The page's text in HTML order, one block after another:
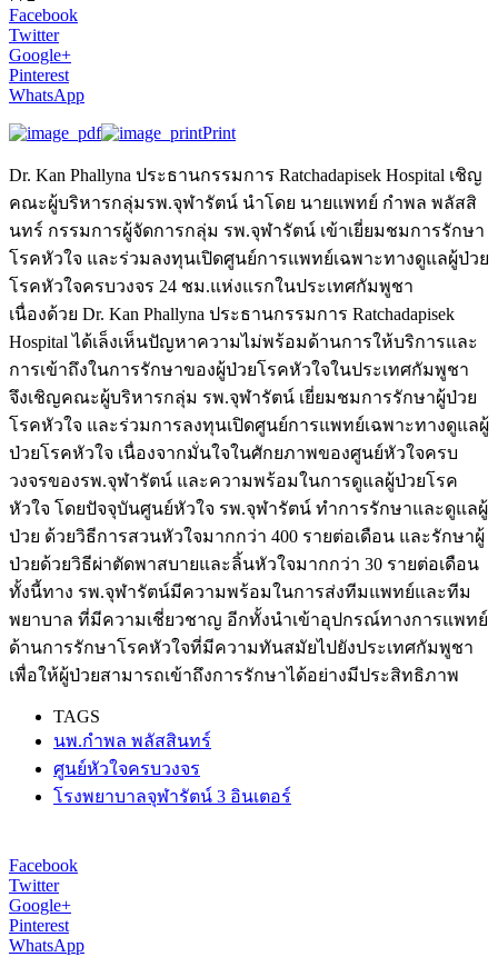
Facebook
Twitter
Google+
Pinterest
WhatsApp
Print
Dr. Kan Phallyna ประธานกรรมการ Ratchadapisek Hospital เชิญ
คณะผู้บริหารกลุ่มรพ.จุฬารัตน์ นำโดย นายแพทย์ กำพล พลัสสิ
นทร์ กรรมการผู้จัดการกลุ่ม รพ.จุฬารัตน์ เข้าเยี่ยมชมการรักษา
โรคหัวใจ และร่วมลงทุนเปิดศูนย์การแพทย์เฉพาะทางดูแลผู้ป่วย
โรคหัวใจครบวงจร 24 ชม.แห่งแรกในประเทศกัมพูชา
เนื่องด้วย Dr. Kan Phallyna ประธานกรรมการ Ratchadapisek
Hospital ได้เล็งเห็นปัญหาความไม่พร้อมด้านการให้บริการและ
การเข้าถึงในการรักษาของผู้ป่วยโรคหัวใจในประเทศกัมพูชา
จึงเชิญคณะผู้บริหารกลุ่ม รพ.จุฬารัตน์ เยี่ยมชมการรักษาผู้ป่วย
โรคหัวใจ และร่วมการลงทุนเปิดศูนย์การแพทย์เฉพาะทางดูแลผู้
ป่วยโรคหัวใจ เนื่องจากมั่นใจในศักยภาพของศูนย์หัวใจครบ
วงจรของรพ.จุฬารัตน์ และความพร้อมในการดูแลผู้ป่วยโรค
หัวใจ โดยปัจจุบันศูนย์หัวใจ รพ.จุฬารัตน์ ทำการรักษาและดูแลผู้
ป่วย ด้วยวิธีการสวนหัวใจมากกว่า 400 รายต่อเดือน และรักษาผู้
ป่วยด้วยวิธีผ่าตัดพาสบายและลิ้นหัวใจมากกว่า 30 รายต่อเดือน
ทั้งนี้ทาง รพ.จุฬารัตน์มีความพร้อมในการส่งทีมแพทย์และทีม
พยาบาล ที่มีความเชี่ยวชาญ อีกทั้งนำเข้าอุปกรณ์ทางการแพทย์
ด้านการรักษาโรคหัวใจที่มีความทันสมัยไปยังประเทศกัมพูชา
เพื่อให้ผู้ป่วยสามารถเข้าถึงการรักษาได้อย่างมีประสิทธิภาพ
TAGS
นพ.กำพล พลัสสินทร์
ศูนย์หัวใจครบวงจร
โรงพยาบาลจุฬารัตน์ 3 อินเตอร์
Facebook
Twitter
Google+
Pinterest
WhatsApp